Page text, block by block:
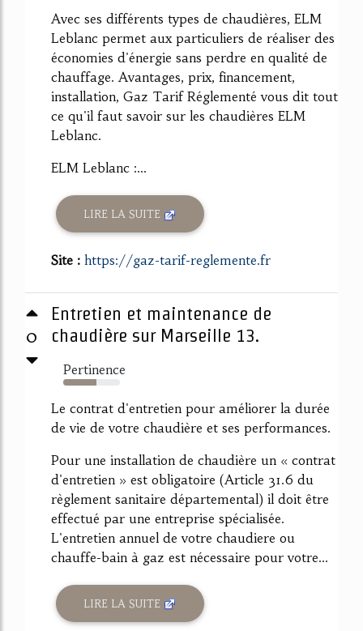
Avec ses différents types de chaudières, ELM
Leblanc permet aux particuliers de réaliser des
économies d'énergie sans perdre en qualité de
chauffage. Avantages, prix, financement,
installation, Gaz Tarif Réglementé vous dit tout
ce qu'il faut savoir sur les chaudières ELM
Leblanc.
ELM Leblanc :...
LIRE LA SUITE
Site : https://gaz-tarif-reglemente.fr
0
Entretien et maintenance de
chaudière sur Marseille 13.
Pertinence
59%
Le contrat d'entretien pour améliorer la durée
de vie de votre chaudière et ses performances.
Pour une installation de chaudière un « contrat
d'entretien » est obligatoire (Article 31.6 du
règlement sanitaire départemental) il doit être
effectué par une entreprise spécialisée.
L'entretien annuel de votre chaudiere ou
chauffe-bain à gaz est nécessaire pour votre...
LIRE LA SUITE